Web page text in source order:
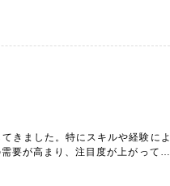
きました。特にスキルや経験によ
要が高まり、注目度が上がってい